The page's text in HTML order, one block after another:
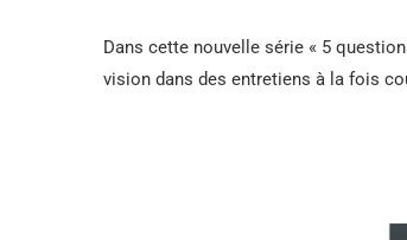
Dans cette nouvelle série « 5
vision dans des entretiens à la fois